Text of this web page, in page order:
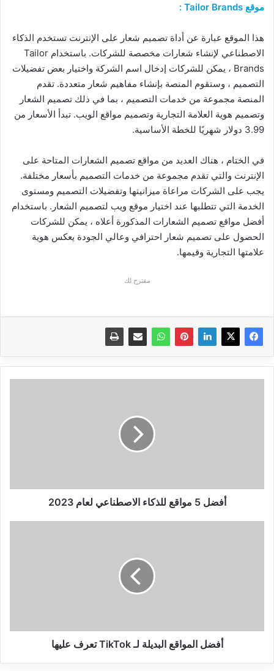
موقع Tailor Brands :
هذا الموقع عبارة عن أداة تصميم شعار على الإنترنت تستخدم الذكاء
الاصطناعي لإنشاء شعارات مخصصة للشركات. باستخدام Tailor
Brands ، يمكن للشركات إدخال اسم الشركة واختيار بعض تفضيلات
التصميم ، وستقوم المنصة بإنشاء مفاهيم شعار متعددة. تقدم
المنصة مجموعة من خدمات التصميم ، بما في ذلك تصميم الشعار
وتصميم هوية العلامة التجارية وتصميم مواقع الويب. تبدأ الأسعار من
3.99 دولار شهريًا للخطة الأساسية.
في الختام ، هناك العديد من مواقع تصميم الشعارات المتاحة على
الإنترنت والتي تقدم مجموعة من خدمات التصميم بأسعار مختلفة.
يجب على الشركات مراعاة ميزانيتها وتفضيلات التصميم ومستوى
الخدمة التي تتطلبها عند اختيار موقع ويب لتصميم الشعار. باستخدام
أفضل مواقع تصميم الشعارات المذكورة أعلاه ، يمكن للشركات
الحصول على تصميم شعار احترافي وعالي الجودة يعكس هوية
علامتها التجارية وقيمها.
مقترح لك
أفضل 5 مواقع للذكاء الاصطناعي لعام 2023
أفضل المواقع البديلة لـ TikTok تعرف عليها